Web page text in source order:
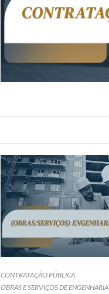
CONTRATAÇÃO PÚBLICA
OBRAS E SERVIÇOS DE ENGENHARIA